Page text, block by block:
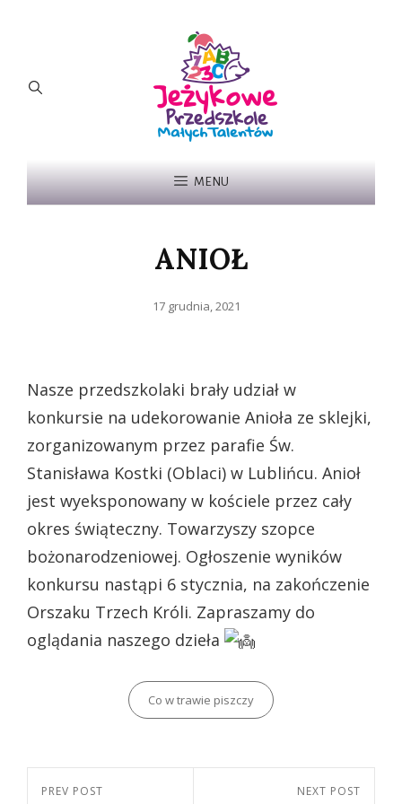
MENU
ANIOŁ
Posted
17 grudnia, 2021
Nasze przedszkolaki brały udział w
konkursie na udekorowanie Anioła ze sklejki,
zorganizowanym przez parafie Św.
Stanisława Kostki (Oblaci) w Lublińcu. Anioł
jest wyeksponowany w kościele przez cały
okres świąteczny. Towarzyszy szopce
bożonarodzeniowej. Ogłoszenie wyników
konkursu nastąpi 6 stycznia, na zakończenie
Orszaku Trzech Króli. Zapraszamy do
oglądania naszego dzieła
Categories
Co w trawie piszczy
Nawigacja
Previous
PREV POST NEXT POST